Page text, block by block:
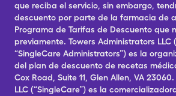
que reciba el servicio, sin embargo,
descuento por parte de la farmacia de
Programa de Tarifas de Descuento que
previamente. Towers Administrators LLC
“SingleCare Administrators”) es la
del plan de descuento de recetas
Cox Road, Suite 11, Glen Allen, VA
LLC (“SingleCare”) es la